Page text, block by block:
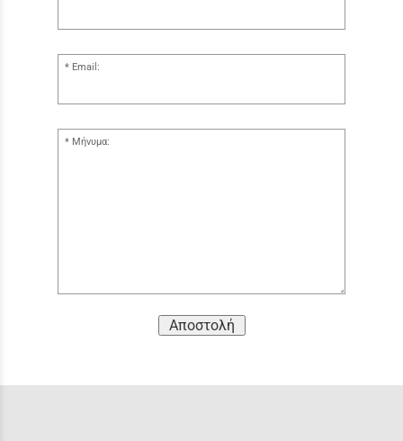
Email:
Μήνυμα:
Αποστολή